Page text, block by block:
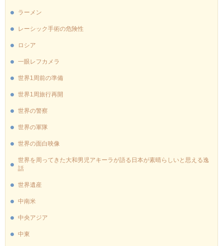
ラーメン
レーシック手術の危険性
ロシア
一眼レフカメラ
世界1周前の準備
世界1周旅行再開
世界の警察
世界の軍隊
世界の面白映像
世界を周ってきた大和男児アキーラが語る日本が素晴らしいと思える逸
話
世界遺産
中南米
中央アジア
中東